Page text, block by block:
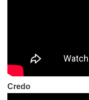
Credo